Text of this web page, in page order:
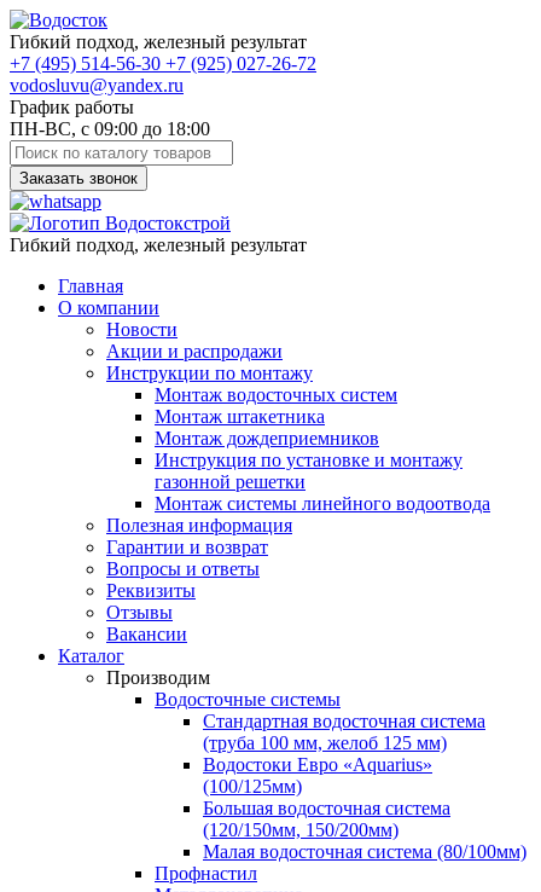
Гибкий подход, железный результат
+7 (495) 514-56-30 +7 (925) 027-26-72
vodosluvu@yandex.ru
График работы
ПН-ВС, с 09:00 до 18:00
Заказать звонок
Гибкий подход, железный результат
Главная
О компании
Новости
Акции и распродажи
Инструкции по монтажу
Монтаж водосточных систем
Монтаж штакетника
Монтаж дождеприемников
Инструкция по установке и монтажу
газонной решетки
Монтаж системы линейного водоотвода
Полезная информация
Гарантии и возврат
Вопросы и ответы
Реквизиты
Отзывы
Вакансии
Каталог
Производим
Водосточные системы
Стандартная водосточная система
(труба 100 мм, желоб 125 мм)
Водостоки Евро «Aquarius»
(100/125мм)
Большая водосточная система
(120/150мм, 150/200мм)
Малая водосточная система (80/100мм)
Профнастил